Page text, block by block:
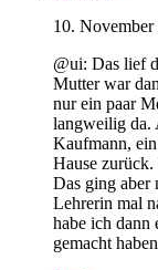
10.
@ui: Das lief
Mutter war
nur ein paar
langweilig da.
Kaufmann,
Hause zurück.
Das ging aber
Lehrerin mal
habe ich dann
gemacht